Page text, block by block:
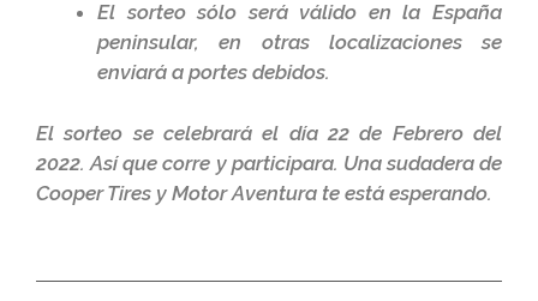
El sorteo sólo será válido en la España
peninsular, en otras localizaciones se
enviará a portes debidos.
El sorteo se celebrará el día 22 de Febrero del
2022. Así que corre y participara. Una sudadera de
Cooper Tires y Motor Aventura te está esperando.